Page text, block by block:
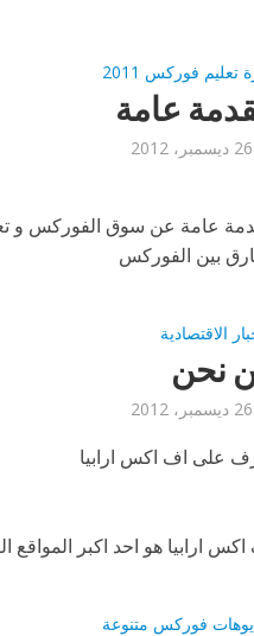
تعليم فوركس 2011
عامة
26 ديسمبر، 2012
عامة عن سوق الفوركس و
بين الفوركس
الاقتصادية
نحن
26 ديسمبر، 2012
على اف اكس ارابيا
ارابيا هو احد اكبر المواقع
فوركس متنوعة